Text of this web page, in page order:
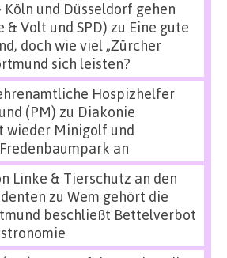
Köln und Düsseldorf gehen
& Volt und SPD) zu Eine gute
doch wie viel „Zürcher
sich leisten?
Hospizhelfer
(PM) zu Diakonie
wieder Minigolf und
an
Linke & Tierschutz an den
zu Wem gehört die
beschließt Bettelverbot